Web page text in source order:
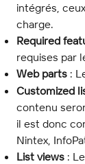
intégrés,
charge.
Required
requises par
Web parts :
Customized
contenu
il est donc
Nintex,
List views :